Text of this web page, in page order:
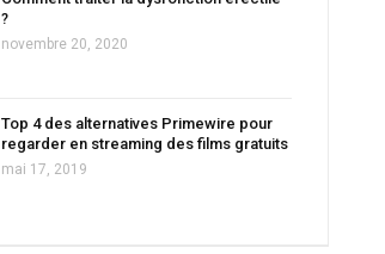
?
novembre 20, 2020
Top 4 des alternatives Primewire pour
regarder en streaming des films gratuits
mai 17, 2019